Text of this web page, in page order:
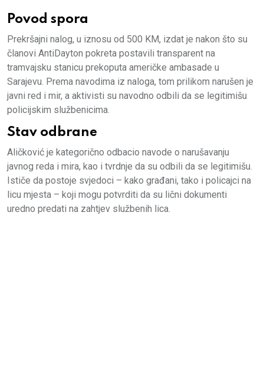
Povod spora
Prekršajni nalog, u iznosu od 500 KM, izdat je nakon što su
članovi AntiDayton pokreta postavili transparent na
tramvajsku stanicu prekoputa američke ambasade u
Sarajevu. Prema navodima iz naloga, tom prilikom narušen je
javni red i mir, a aktivisti su navodno odbili da se legitimišu
policijskim službenicima.
Stav odbrane
Aličković je kategorično odbacio navode o narušavanju
javnog reda i mira, kao i tvrdnje da su odbili da se legitimišu.
Ističe da postoje svjedoci – kako građani, tako i policajci na
licu mjesta – koji mogu potvrditi da su lični dokumenti
uredno predati na zahtjev službenih lica.